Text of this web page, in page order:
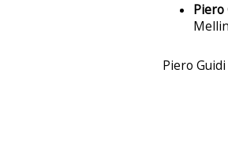
Piero
Piero